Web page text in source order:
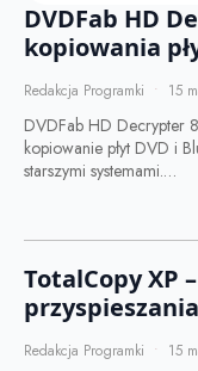
DVDFab HD
kopiowania
Redakcja Programki 15
DVDFab HD Decrypter
kopiowanie płyt DVD i
starszymi systemami.…
TotalCopy XP
Redakcja Programki 15